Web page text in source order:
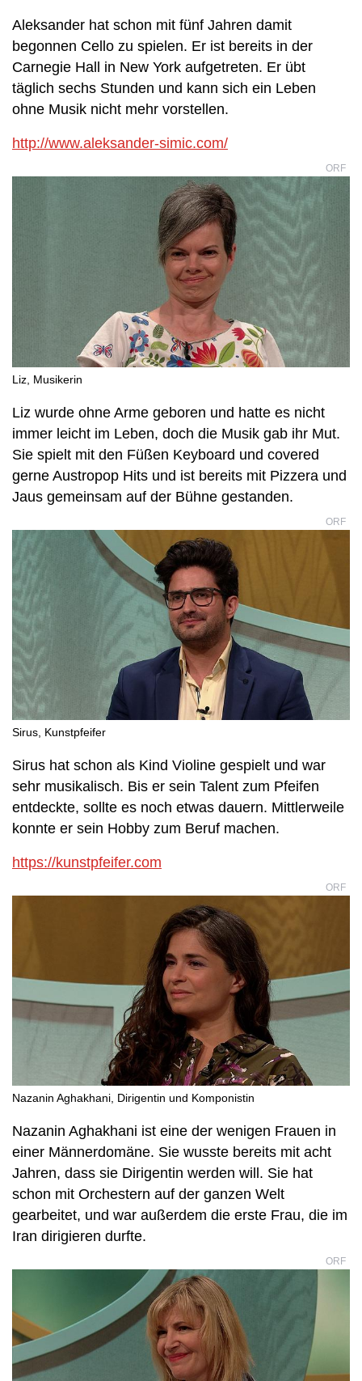
Aleksander hat schon mit fünf Jahren damit
begonnen Cello zu spielen. Er ist bereits in der
Carnegie Hall in New York aufgetreten. Er übt
täglich sechs Stunden und kann sich ein Leben
ohne Musik nicht mehr vorstellen.
http://www.aleksander-simic.com/
ORF
Liz, Musikerin
Liz wurde ohne Arme geboren und hatte es nicht
immer leicht im Leben, doch die Musik gab ihr Mut.
Sie spielt mit den Füßen Keyboard und covered
gerne Austropop Hits und ist bereits mit Pizzera und
Jaus gemeinsam auf der Bühne gestanden.
ORF
Sirus, Kunstpfeifer
Sirus hat schon als Kind Violine gespielt und war
sehr musikalisch. Bis er sein Talent zum Pfeifen
entdeckte, sollte es noch etwas dauern. Mittlerweile
konnte er sein Hobby zum Beruf machen.
https://kunstpfeifer.com
ORF
Nazanin Aghakhani, Dirigentin und Komponistin
Nazanin Aghakhani ist eine der wenigen Frauen in
einer Männerdomäne. Sie wusste bereits mit acht
Jahren, dass sie Dirigentin werden will. Sie hat
schon mit Orchestern auf der ganzen Welt
gearbeitet, und war außerdem die erste Frau, die im
Iran dirigieren durfte.
ORF